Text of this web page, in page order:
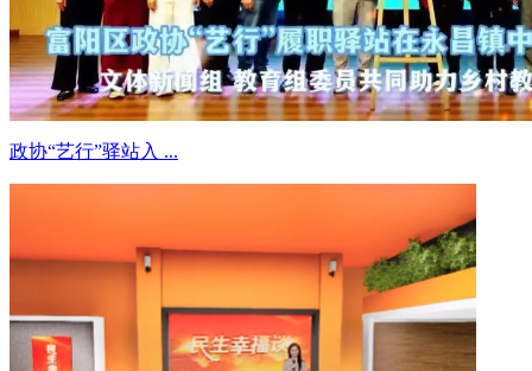
政协“艺行”驿站入 ...